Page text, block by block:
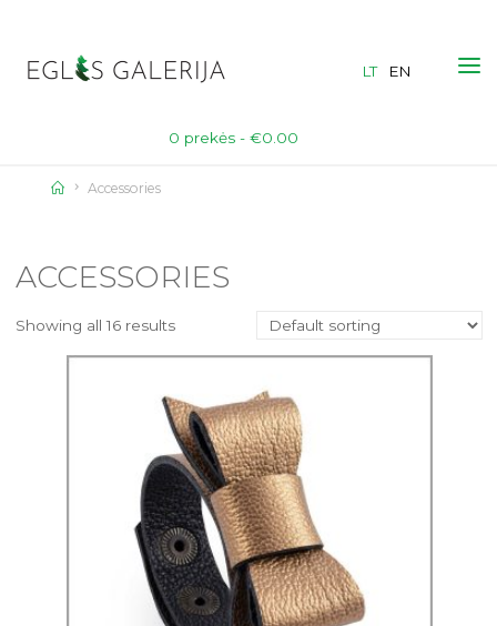
content
0 prekės - €0.00
LT EN
Home
Accessories
ACCESSORIES
Showing all 16 results